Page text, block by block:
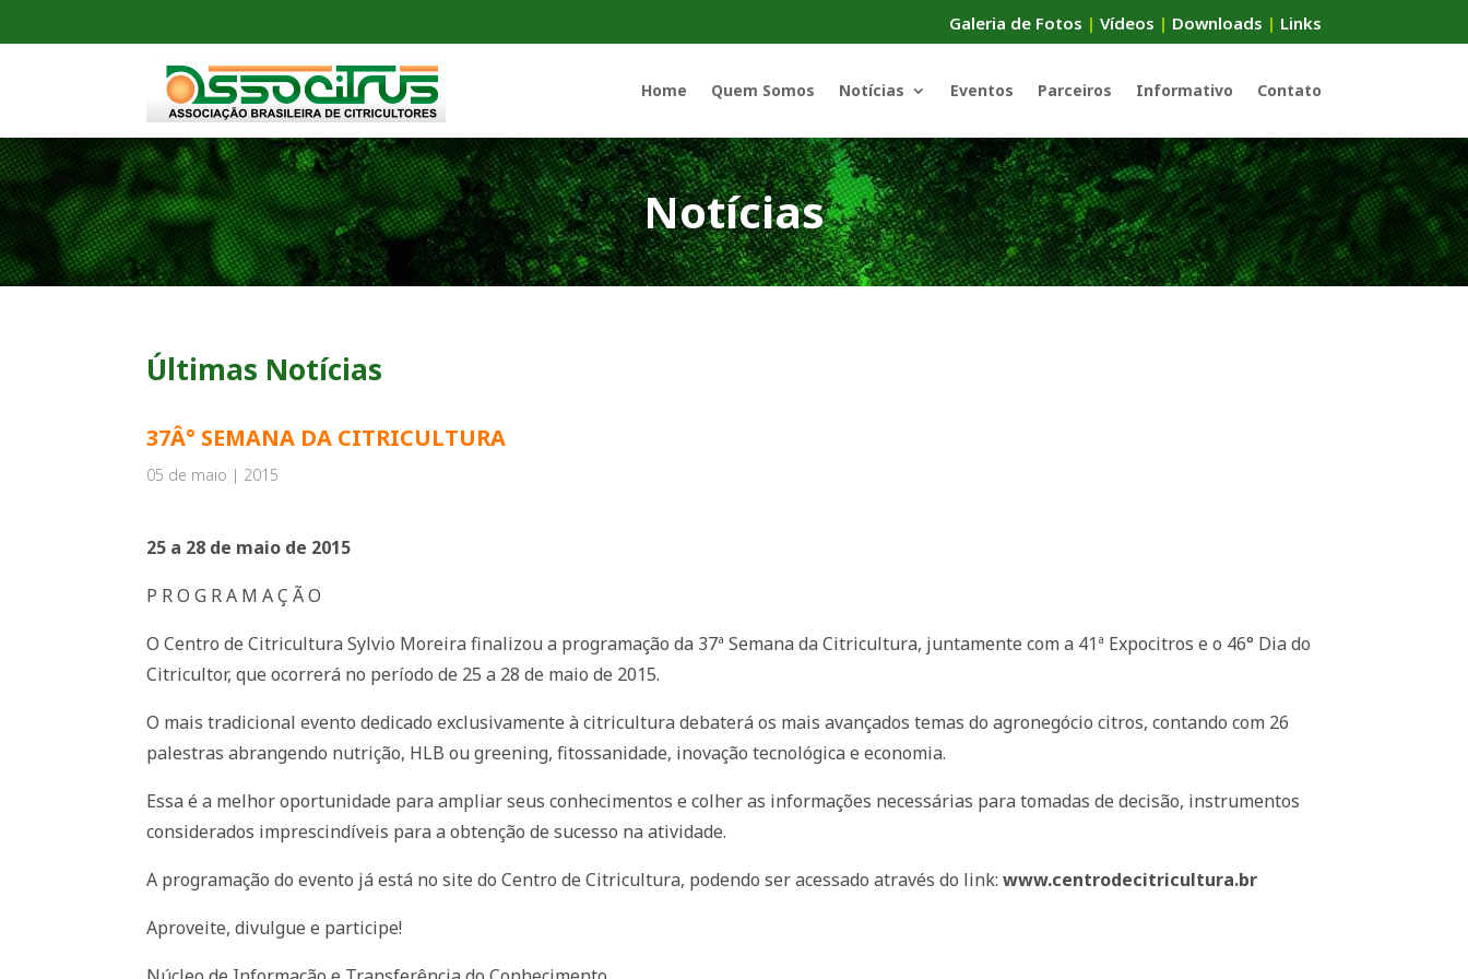
Galeria de Fotos | Vídeos | Downloads | Links
Home Quem Somos Notícias Eventos Parceiros Informativo Contato
Notícias
Últimas Notícias
37Â° SEMANA DA CITRICULTURA
05 de maio | 2015
25 a 28 de maio de 2015
P R O G R A M A Ç Ã O
O Centro de Citricultura Sylvio Moreira finalizou a programação da 37ª Semana da Citricultura, juntamente com a 41ª Expocitros e o 46° Dia do
Citricultor, que ocorrerá no período de 25 a 28 de maio de 2015.
O mais tradicional evento dedicado exclusivamente à citricultura debaterá os mais avançados temas do agronegócio citros, contando com 26
palestras abrangendo nutrição, HLB ou greening, fitossanidade, inovação tecnológica e economia.
Essa é a melhor oportunidade para ampliar seus conhecimentos e colher as informações necessárias para tomadas de decisão, instrumentos
considerados imprescindíveis para a obtenção de sucesso na atividade.
A programação do evento já está no site do Centro de Citricultura, podendo ser acessado através do link:www.centrodecitricultura.br
Aproveite, divulgue e participe!